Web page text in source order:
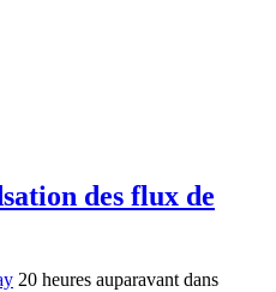
des flux de
20 heures auparavant dans